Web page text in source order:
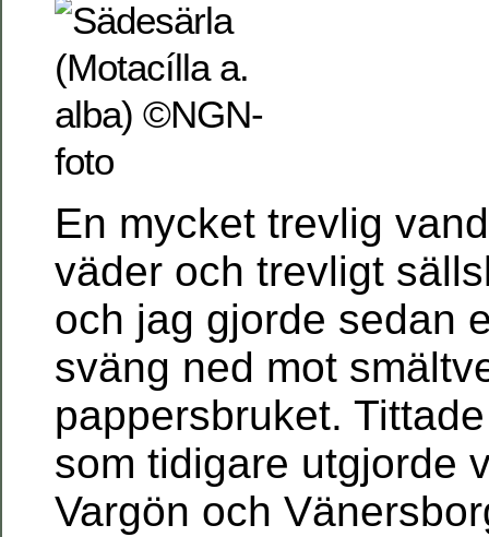
En mycket trevlig
väder och trevligt
och jag gjorde sedan
sväng ned mot
pappersbruket.
som tidigare utgjorde
Vargön och